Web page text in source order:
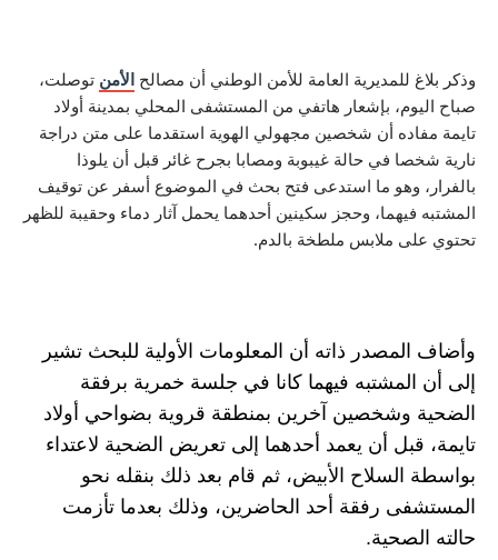
للمديرية العامة للأمن الوطني أن مصالحالأمن توصلت،
بإشعار هاتفي من المستشفى المحلي بمدينة أولاد
أن شخصين مجهولي الهوية استقدما على متن دراجة
في حالة غيبوبة ومصابا بجرح غائر قبل أن يلوذا
وهو ما استدعى فتح بحث في الموضوع أسفر عن توقيف
وحجز سكينين أحدهما يحمل آثار دماء وحقيبة للظهر
ملابس ملطخة بالدم.
ذاته أن المعلومات الأولية للبحث تشير
فيهما كانا في جلسة خمرية برفقة
آخرين بمنطقة قروية بضواحي أولاد
أن يعمد أحدهما إلى تعريض الضحية لاعتداء
الأبيض، ثم قام بعد ذلك بنقله نحو
رفقة أحد الحاضرين، وذلك بعدما تأزمت